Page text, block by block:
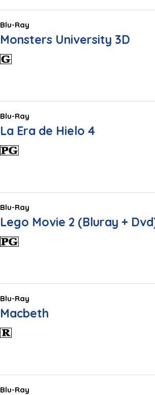
Blu-Ray
Monsters University 3D
Blu-Ray
La Era de Hielo 4
Blu-Ray
Lego Movie 2 (Bluray +
Blu-Ray
Macbeth
Blu-Ray